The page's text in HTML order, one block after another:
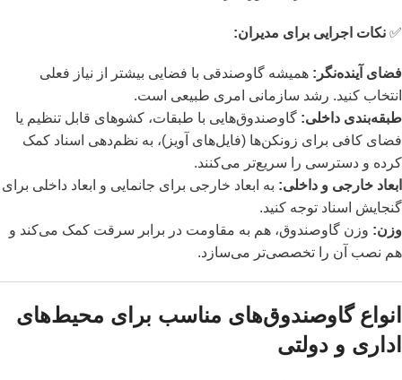
✅ نکات اجرایی برای مدیران:
فضای آینده‌نگر: همیشه گاوصندقی با فضایی بیشتر از نیاز فعلی
انتخاب کنید. رشد سازمانی امری طبیعی است.
طبقه‌بندی داخلی: گاوصندوق‌هایی با طبقات، کشوهای قابل تنظیم یا
فضای کافی برای زونکن‌ها (فایل‌های آویز)، به نظم‌دهی اسناد کمک
کرده و دسترسی را سریع‌تر می‌کنند.
ابعاد خارجی و داخلی: به ابعاد خارجی برای جانمایی و ابعاد داخلی برای
گنجایش اسناد توجه کنید.
وزن: وزن گاوصندوق، هم به مقاومت در برابر سرقت کمک می‌کند و
هم نصب آن را تخصصی‌تر می‌سازد.
انواع گاوصندوق‌های مناسب برای محیط‌های
اداری و دولتی